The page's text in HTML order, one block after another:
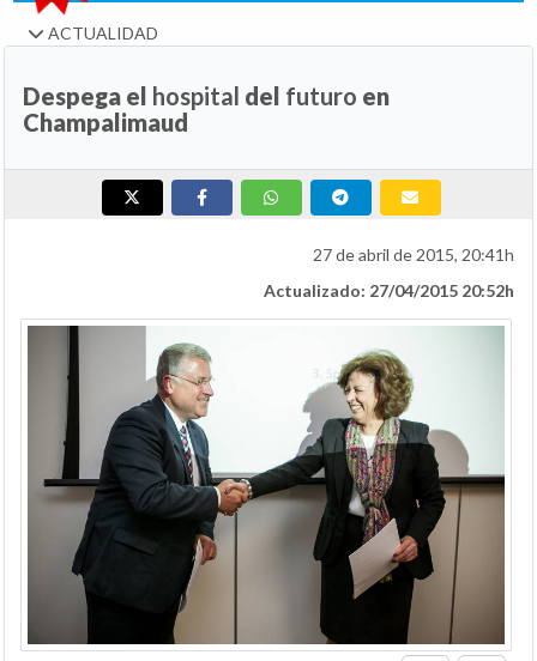
ACTUALIDAD
Despega el hospital del futuro en
Champalimaud
27 de abril de 2015, 20:41h
Actualizado: 27/04/2015 20:52h